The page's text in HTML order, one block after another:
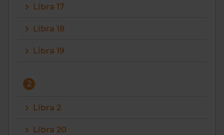
Libra 17
Libra 18
Libra 19
2
Libra 2
Libra 20